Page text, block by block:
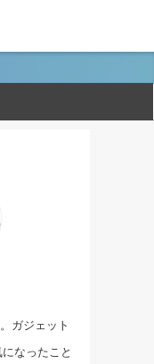
ガジェット
なったこと